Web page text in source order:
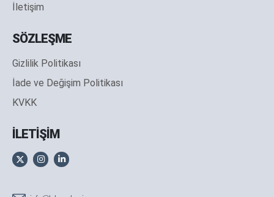
İletişim
SÖZLEŞME
Gizlilik Politikası
İade ve Değişim Politikası
KVKK
İLETİŞİM